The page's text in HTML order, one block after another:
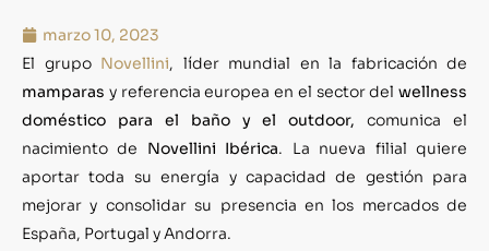
marzo 10, 2023
El grupo Novellini, líder mundial en la fabricación de
mamparas y referencia europea en el sector del wellness
doméstico para el baño y el outdoor, comunica el
nacimiento de Novellini Ibérica. La nueva filial quiere
aportar toda su energía y capacidad de gestión para
mejorar y consolidar su presencia en los mercados de
España, Portugal y Andorra.